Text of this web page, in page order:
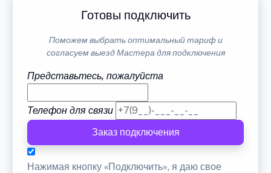
Готовы подключить
Поможем выбрать оптимальный тариф и
согласуем выезд Мастера для подключения
Представьтесь, пожалуйста
Телефон для связи
Заказ подключения
Нажимая кнопку «Подключить», я даю свое